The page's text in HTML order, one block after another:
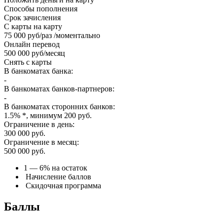
Способы пополнения
Срок зачисления
С карты на карту
75 000 руб/раз /моментально
Онлайн перевод
500 000 руб/месяц
Снять с карты
В банкоматах банка:
-
В банкоматах банков-партнеров:
-
В банкоматах сторонних банков:
1.5% *, минимум 200 руб.
Ограничение в день:
300 000 руб.
Ограничение в месяц:
500 000 руб.
1 — 6% на остаток
Начисление баллов
Скидочная программа
Баллы